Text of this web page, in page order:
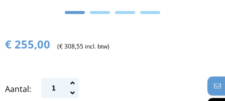
€ 255,00 (€ 308,55 incl. btw)
Aantal: